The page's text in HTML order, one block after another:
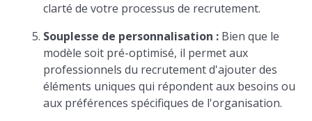
clarté de votre processus de recrutement.
Souplesse de personnalisation : Bien que le
modèle soit pré-optimisé, il permet aux
professionnels du recrutement d'ajouter des
éléments uniques qui répondent aux besoins ou
aux préférences spécifiques de l'organisation.